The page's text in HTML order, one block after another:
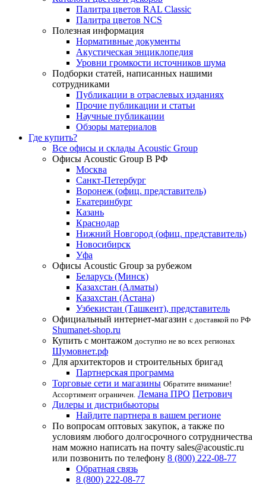
Палитра цветов RAL Сlassic
Палитра цветов NCS
Полезная информация
Нормативные документы
Акустическая энциклопедия
Уровни громкости источников шума
Подборки статей, написанных нашими
сотрудниками
Публикации в отраслевых изданиях
Прочие публикации и статьи
Научные публикации
Обзоры материалов
Где купить?
Все офисы и склады Acoustic Group
Офисы Acoustic Group В РФ
Москва
Санкт-Петербург
Воронеж (офиц. представитель)
Екатеринбург
Казань
Краснодар
Нижний Новгород (офиц. представитель)
Новосибирск
Уфа
Офисы Acoustic Group за рубежом
Беларусь (Минск)
Казахстан (Алматы)
Казахстан (Астана)
Узбекистан (Ташкент), представитель
Официальный интернет-магазин с доставкой по РФ
Shumanet-shop.ru
Купить с монтажом доступно не во всех регионах
Шумовнет.рф
Для архитекторов и строительных бригад
Партнерская программа
Торговые сети и магазины Обратите внимание!
Ассортимент ограничен. Лемана ПРО Петрович
Дилеры и дистрибьюторы
Найдите партнера в вашем регионе
По вопросам оптовых закупок, а также по
условиям любого долгосрочного сотрудничества
нам можно написать на почту sales@acoustic.ru
или позвонить по телефону 8 (800) 222-08-77
Обратная связь
8 (800) 222-08-77